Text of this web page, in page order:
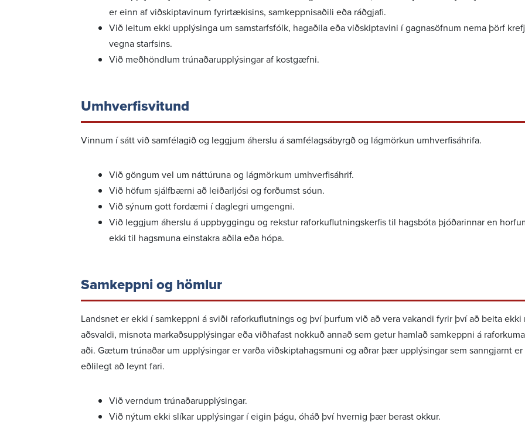
er einn af viðskipta­vinum fyrir­tæk­is­ins, samkeppn­is­aðili eða ráðgjafi.
Við leitum ekki upplýs­inga um samstarfs­fólk, hagaðila eða viðskipta­vini í gagna­söfnum nema þörf
vegna starfs­ins.
Við meðhöndlum trún­að­ar­upp­lýs­ingar af kost­gæfni.
Umhverfis­vitund
Vinnum í sátt við samfé­lagið og leggjum áherslu á samfé­lags­ábyrgð og lágmörkun umhverf­isáhrifa.
Við göngum vel um nátt­úruna og lágmörkum umhverf­isáhrif.
Við höfum sjálf­bærni að leið­ar­ljósi og forð­umst sóun.
Við sýnum gott fordæmi í daglegri umgengni.
Við leggjum áherslu á uppbygg­ingu og rekstur raforku­flutn­ings­kerfis til hags­bóta þjóð­ar­innar en
ekki til hags­muna einstakra aðila eða hópa.
Samkeppni og hömlur
Landsnet er ekki í samkeppni á sviði raforku­flutn­ings og því þurfum við að vera vakandi fyrir því að beita
aðsvaldi, misnota mark­aðs­upp­lýs­ingar eða viðhafast nokkuð annað sem getur hamlað samkeppni á
aði. Gætum trún­aðar um upplýs­ingar er varða viðskipta­hags­muni og aðrar þær upplýs­ingar sem sann­gjarnt er
eðli­legt að leynt fari.
Við verndum trún­að­ar­upp­lýs­ingar.
Við nýtum ekki slíkar upplýs­ingar í eigin þágu, óháð því hvernig þær berast okkur.